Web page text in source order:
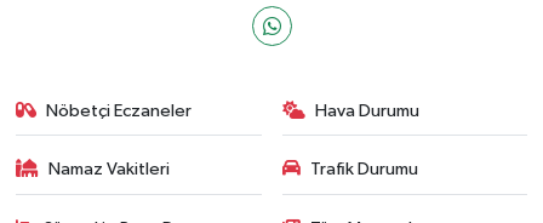
Nöbetçi Eczaneler Hava Durumu
Namaz Vakitleri Trafik Durumu